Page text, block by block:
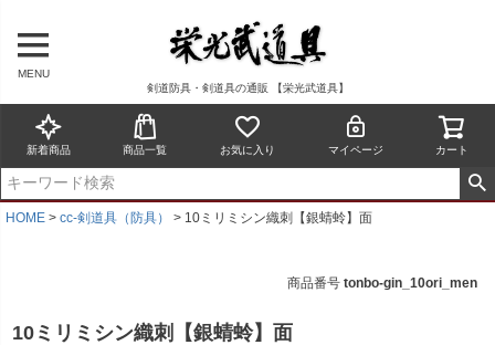
剣道防具・剣道具の通販 【栄光武道具】
MENU
新着商品 商品一覧 お気に入り マイページ カート
HOME cc-剣道具（防具） 10ミリミシン織刺【銀蜻蛉】面
商品番号 tonbo-gin_10ori_men
10ミリミシン織刺【銀蜻蛉】面